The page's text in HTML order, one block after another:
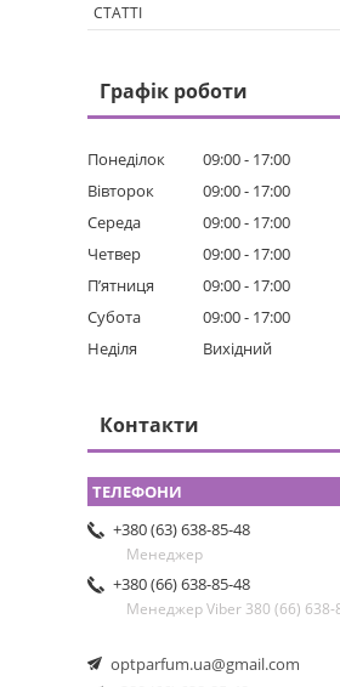
СТАТТІ
Графік роботи
Понеділок 09:00
17:00
Вівторок
09:00
17:00
Середа
09:00
17:00
Четвер
09:00
17:00
Пʼятниця
09:00
17:00
Субота
09:00
17:00
Неділя
Вихідний
Контакти
+380 (63) 638-85-48
Менеджер
+380 (66) 638-85-48
Менеджер Viber 380 (66) 638-
optparfum.ua@gmail.com